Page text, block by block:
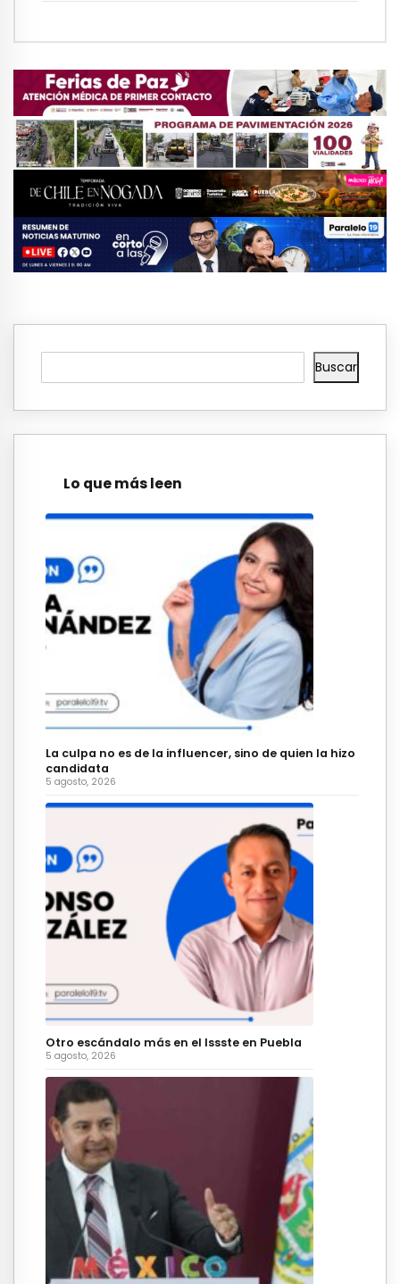
Buscar
Lo que más leen
La culpa no es de la influencer, sino de quien la hizo
candidata
5 agosto, 2026
Otro escándalo más en el Issste en Puebla
5 agosto, 2026